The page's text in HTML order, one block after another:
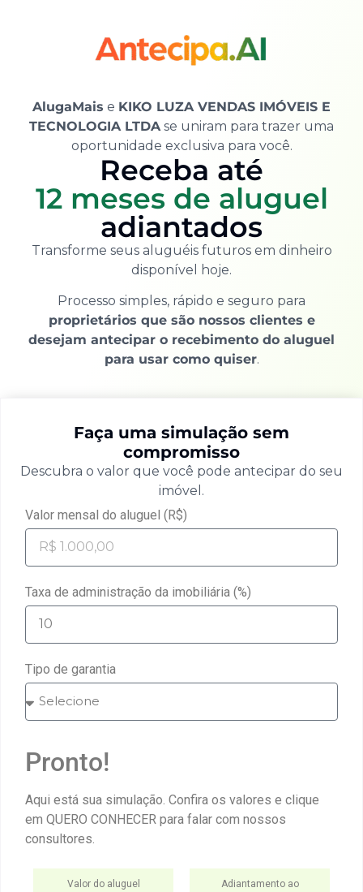
AlugaMais e KIKO LUZA VENDAS IMÓVEIS E
TECNOLOGIA LTDAse uniram para trazer uma
oportunidade exclusiva para você.
Receba até
12 meses de aluguel
adiantados
Transforme seus aluguéis futuros em dinheiro
disponível hoje.
Processo simples, rápido e seguro para
proprietários que são nossos clientes e
desejam antecipar o recebimento do aluguel
para usar como quiser.
Faça uma simulação sem
compromisso
Descubra o valor que você pode antecipar do seu
imóvel.
Valor mensal do aluguel (R$)
Taxa de administração da imobiliária (%)
Tipo de garantia
Pronto!
Aqui está sua simulação. Confira os valores e clique
em QUERO CONHECER para falar com nossos
consultores.
Valor do aluguel
Adiantamento ao